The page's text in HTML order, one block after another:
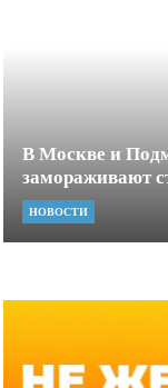
В Москве и
замораживают
НОВОСТИ